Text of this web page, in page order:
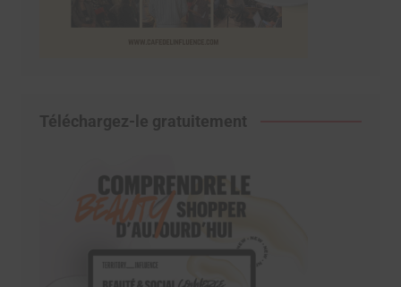
Téléchargez-le gratuitement